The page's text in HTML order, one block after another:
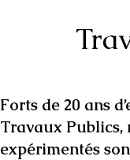
Forts de 20 ans
Travaux Publics,
expérimentés